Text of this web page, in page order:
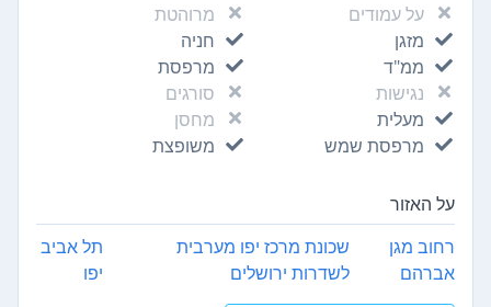
על עמודים
מרוהטת
מזגן
חניה
ממ"ד
מרפסת
נגישות
סורגים
מעלית
מחסן
מרפסת שמש
משופצת
על האזור
רחוב מגן
אברהם
שכונת מרכז יפו מערבית
לשדרות ירושלים
תל אביב
יפו